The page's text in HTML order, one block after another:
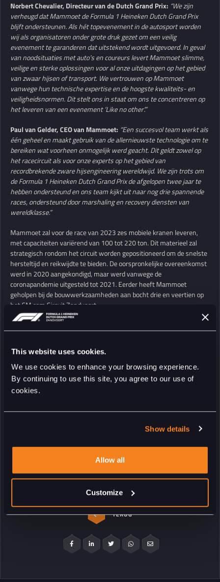
This website uses cookies.
We use cookies to enhance your browsing experience.
By continuing to use this site, you agree to our use of
cookies.
Show details
Allow all
Customize
Norbert Chevalier, Directeur van de Dutch Grand Prix: “We zijn
verheugd dat Mammoet de Formula 1 Heineken Dutch Grand Prix
blijft ondersteunen. Als hét topevenement in de autosport worden
wij als organisatoren onder grote druk gezet om een veilig
evenement te garanderen dat uitstekend wordt uitgevoerd. In geval
van noodsituaties met auto’s en coureurs levert Mammoet slimme,
veilige en sterke oplossingen voor al onze uitdagingen op het gebied
van zwaar hijsen of transport. We vertrouwen op Mammoet
vanwege hun technische expertise en de hoogste kwaliteits- en
veiligheidsnormen. Dit stelt ons in staat om ons te concentreren op
het leveren van een evenement ‘Like no other’.”
Paul van Gelder, CEO van Mammoet: “Een succesvol team werkt als
één geheel en maakt gebruik van de allernieuwste technologie om te
bereiken wat voorheen onmogelijk werd geacht. Dit geldt zowel op
het racecircuit als voor onze experts op het gebied van
recordbrekende zware hijsengineering wereldwijd. We zijn trots om
de Formula 1 Heineken Dutch Grand Prix de afgelopen twee jaar te
hebben ondersteund en ons team kijkt uit naar nog drie spannende
races, ondersteund door marshaling en recovery diensten van
wereldklasse.”
Mammoet zal voor de race van 2023 zes mobiele kranen leveren,
met capaciteiten variërend van 100 tot 220 ton. Dit materieel zal
strategisch rondom het circuit worden gepositioneerd om de snelste
hersteltijd en reikwijdte te bieden. De oorspronkelijke overeenkomst
werd in 2020 aangekondigd, maar werd vanwege de
coronapandemie uitgesteld tot 2021. Eerder heeft Mammoet
geholpen bij de bouwwerkzaamheden aan bocht drie en veertien op
het CM.com Circuit Zandvoort.
TERUG